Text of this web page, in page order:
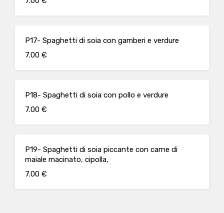
P17- Spaghetti di soia con gamberi e verdure
7.00 €
P18- Spaghetti di soia con pollo e verdure
7.00 €
P19- Spaghetti di soia piccante con carne di
maiale macinato, cipolla,
7.00 €